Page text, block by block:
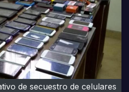
de secuestro de celulares